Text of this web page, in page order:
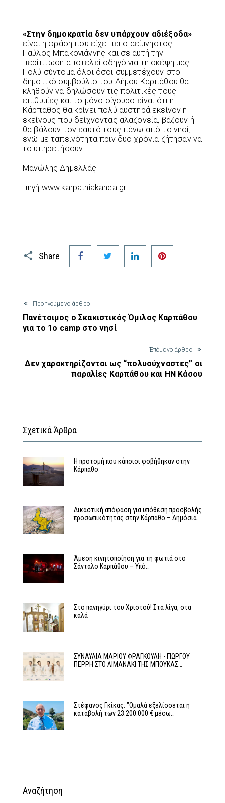
«Στην δημοκρατία δεν υπάρχουν αδιέξοδα»
είναι η φράση που είχε πει ο αείμνηστος
Παύλος Μπακογιάννης και σε αυτή την
περίπτωση αποτελεί οδηγό για τη σκέψη μας.
Πολύ σύντομα όλοι όσοι συμμετέχουν στο
δημοτικό συμβούλιο του Δήμου Καρπάθου θα
κληθούν να δηλώσουν τις πολιτικές τους
επιθυμίες και το μόνο σίγουρο είναι ότι η
Κάρπαθος θα κρίνει πολύ αυστηρά εκείνον ή
εκείνους που δείχνοντας αλαζονεία, βάζουν ή
θα βάλουν τον εαυτό τους πάνω από το νησί,
ενώ με ταπεινότητα πριν δυο χρόνια ζήτησαν να
το υπηρετήσουν.
Μανώλης Δημελλάς
πηγή www.karpathiakanea.gr
Share
Facebook Twitter LinkedIn
Προηγούμενο άρθρο
Πανέτοιμος ο Σκακιστικός Όμιλος Καρπάθου
για το 1ο camp στο νησί
Έπόμενο άρθρο
Δεν χαρακτηρίζονται ως “πολυσύχναστες” οι
παραλίες Καρπάθου και ΗΝ Κάσου
Σχετικά Άρθρα
Η προτομή που κάποιοι φοβήθηκαν στην
Κάρπαθο
Δικαστική απόφαση για υπόθεση προσβολής
προσωπικότητας στην Κάρπαθο – Δημόσια…
Άμεση κινητοποίηση για τη φωτιά στο
Σάνταλο Καρπάθου – Υπό…
Στο πανηγύρι του Χριστού! Στα λίγα, στα
καλά
ΣΥΝΑΥΛΙΑ ΜΑΡΙΟΥ ΦΡΑΓΚΟΥΛΗ - ΓΙΩΡΓΟΥ
ΠΕΡΡΗ ΣΤΟ ΛΙΜΑΝΑΚΙ ΤΗΣ ΜΠΟΥΚΑΣ…
Στέφανος Γκίκας: "Ομαλά εξελίσσεται η
καταβολή των 23.200.000 € μέσω…
Αναζήτηση